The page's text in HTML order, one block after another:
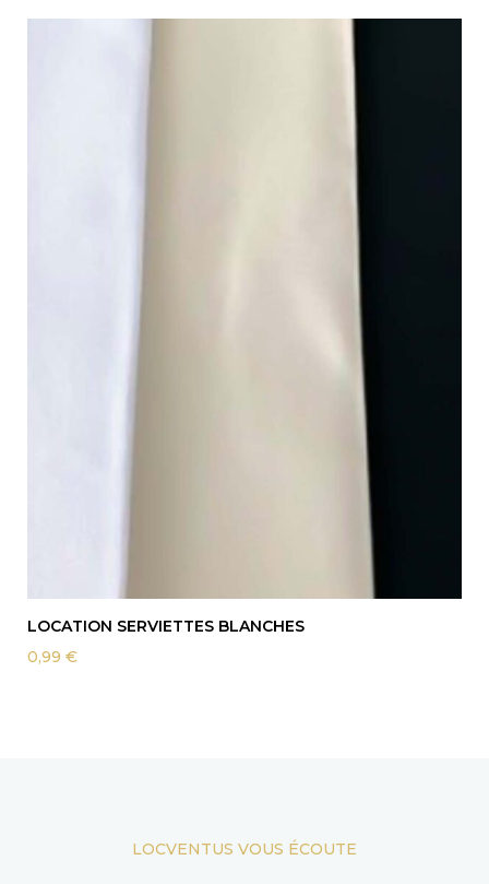
LOCATION SERVIETTES BLANCHES
0,99 €
LOCVENTUS VOUS ÉCOUTE